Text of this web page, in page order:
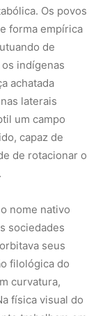
Os povos
forma empírica
de
indígenas
achatada
laterais
um campo
capaz de
de rotacionar o
nome nativo
sociedades
seus
filológica do
curvatura,
física visual do